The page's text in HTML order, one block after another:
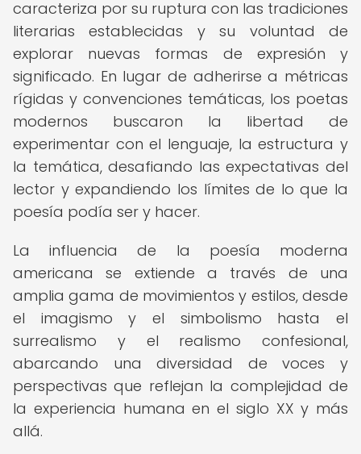
caracteriza por su ruptura con las tradiciones
literarias establecidas y su voluntad de
explorar nuevas formas de expresión y
significado. En lugar de adherirse a métricas
rígidas y convenciones temáticas, los poetas
modernos buscaron la libertad de
experimentar con el lenguaje, la estructura y
la temática, desafiando las expectativas del
lector y expandiendo los límites de lo que la
poesía podía ser y hacer.
La influencia de la poesía moderna
americana se extiende a través de una
amplia gama de movimientos y estilos, desde
el imagismo y el simbolismo hasta el
surrealismo y el realismo confesional,
abarcando una diversidad de voces y
perspectivas que reflejan la complejidad de
la experiencia humana en el siglo XX y más
allá.